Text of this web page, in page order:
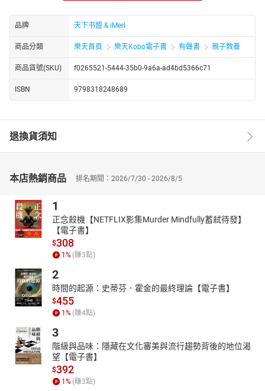
“冷场急救术”让电梯偶遇的CEO主动递名片——他们的嘴，是能化冰
山为彩虹屁的“社交核武器”！
真相是——聊天不是玄学，而是可复制的“心理博弈游戏”！
《情商高的人跟谁都能聊得来》就是你的“社交外挂装备库”！它不教
你“油嘴滑舌”，而是用神经语言学、微表情分析和真实场景拆解，把
“尬聊癌”变“社交悍匪”：用“话题钩子术”破冰陌生人，让对方秒变“话
痨附体”；用“情绪共振法”接住“死亡问题”，把“催婚催生”变“夸夸盛
宴”；用“价值锚点法”汇报工作，让PPT里的数据变成老板眼里的“印
了“社交通关秘籍”！
现在，就打开这本书，让每一次开口都变成“人脉收割机”，让每一场
https://youtube.com/@tianxiagushi?si=ZstiltPoiwO0g4fT
http://www.youtube.com/channel/UC2yhCURng4uUj_phEqZwKig/
品牌 天下书盟 & iMerl
商品分類 樂天首頁 樂天Kobo電子書 有聲書 親子教養
商品貨號(SKU) f0265521-5444-35b0-9a6a-ad4bd5366c71
ISBN 9798318248689
退換貨須知
本店熱銷商品 排名期間：2026/7/30 - 2026/8/5
1
正念殺機【NETFLIX影集Murder Mindfully蓄弒待發】
【電子書】
$308
1 % (賺3點)
2
時間的起源：史蒂芬．霍金的最終理論【電子書】
$455
1 % (賺4點)
3
階級與品味：隱藏在文化審美與流行趨勢背後的地位渴
望【電子書】
$392
1 % (賺3點)